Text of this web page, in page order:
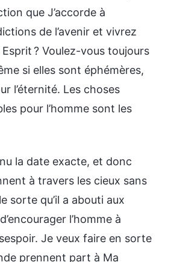
que J’accorde à
de l’avenir et vivrez
? Voulez-vous toujours
si elles sont éphémères,
l’éternité. Les choses
pour l’homme sont les
la date exacte, et donc
à travers les cieux sans
sorte qu’il a abouti aux
l’homme à
Je veux faire en sorte
prennent part à Ma